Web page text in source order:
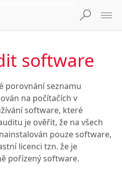
software
porovnání seznamu
na počítačích v
software, které
je ověřit, že na všech
pouze software,
licenci tzn. že je
pořízený software.